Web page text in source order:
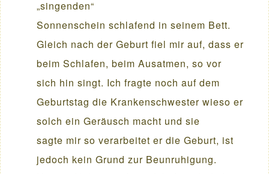
„singenden“
Sonnenschein schlafend in seinem Bett.
Gleich nach der Geburt fiel mir auf, dass er
beim Schlafen, beim Ausatmen, so vor
sich hin singt. Ich fragte noch auf dem
Geburtstag die Krankenschwester wieso er
solch ein Geräusch macht und sie
sagte mir so verarbeitet er die Geburt, ist
jedoch kein Grund zur Beunruhigung.